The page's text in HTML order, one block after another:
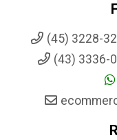
(45) 3228-
(43) 3336-